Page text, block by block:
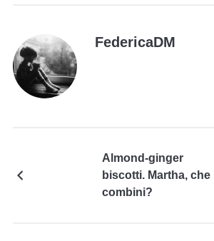
FedericaDM
Almond-ginger
biscotti. Martha, che
combini?